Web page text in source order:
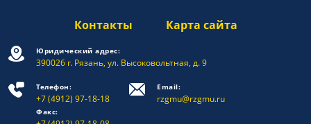
Контакты Карта сайта
Юридический адрес:
390026 г. Рязань, ул. Высоковольтная, д. 9
Телефон:
+7 (4912) 97-18-18
Факс:
Email:
rzgmu@rzgmu.ru